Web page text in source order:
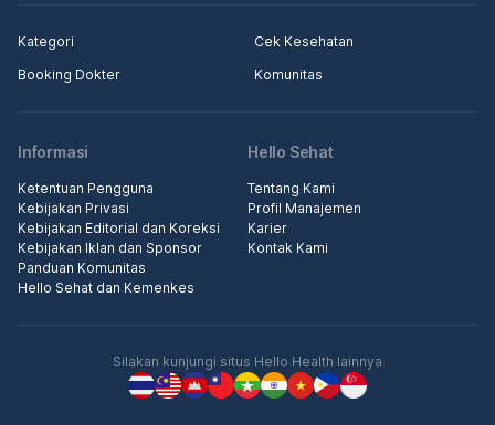
Kategori
Cek Kesehatan
Booking Dokter
Komunitas
Informasi
Ketentuan Pengguna
Kebijakan Privasi
Kebijakan Editorial dan Koreksi
Kebijakan Iklan dan Sponsor
Panduan Komunitas
Hello Sehat dan Kemenkes
Hello Sehat
Tentang Kami
Profil Manajemen
Karier
Kontak Kami
Silakan kunjungi situs Hello Health lainnya